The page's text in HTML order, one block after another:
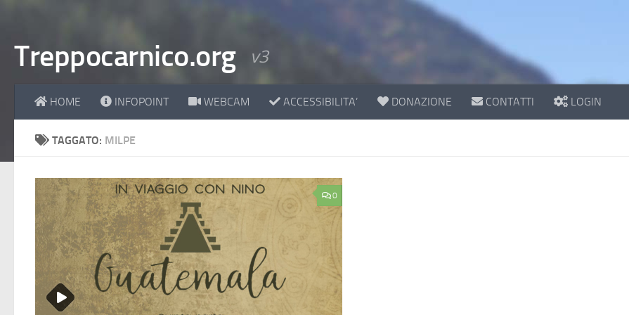
Treppocarnico.org v3
HOME INFOPOINT WEBCAM ACCESSIBILITA’ DONAZIONE CONTATTI LOGIN
TAGGATO: MILPE
0